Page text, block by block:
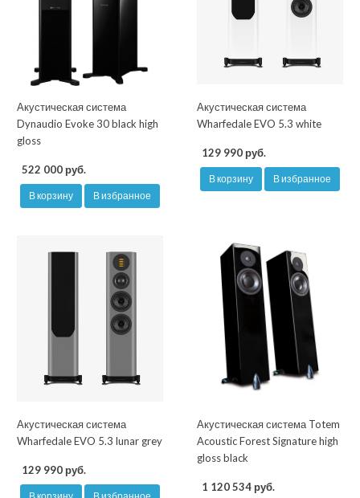
Акустическая система
Dynaudio Evoke 30 black high
gloss
522 000 руб.
В корзину В избранное
Акустическая система
Wharfedale EVO 5.3 white
129 990 руб.
В корзину В избранное
Акустическая система
Wharfedale EVO 5.3 lunar grey
129 990 руб.
Акустическая система Totem
Acoustic Forest Signature high
gloss black
1 120 534 руб.